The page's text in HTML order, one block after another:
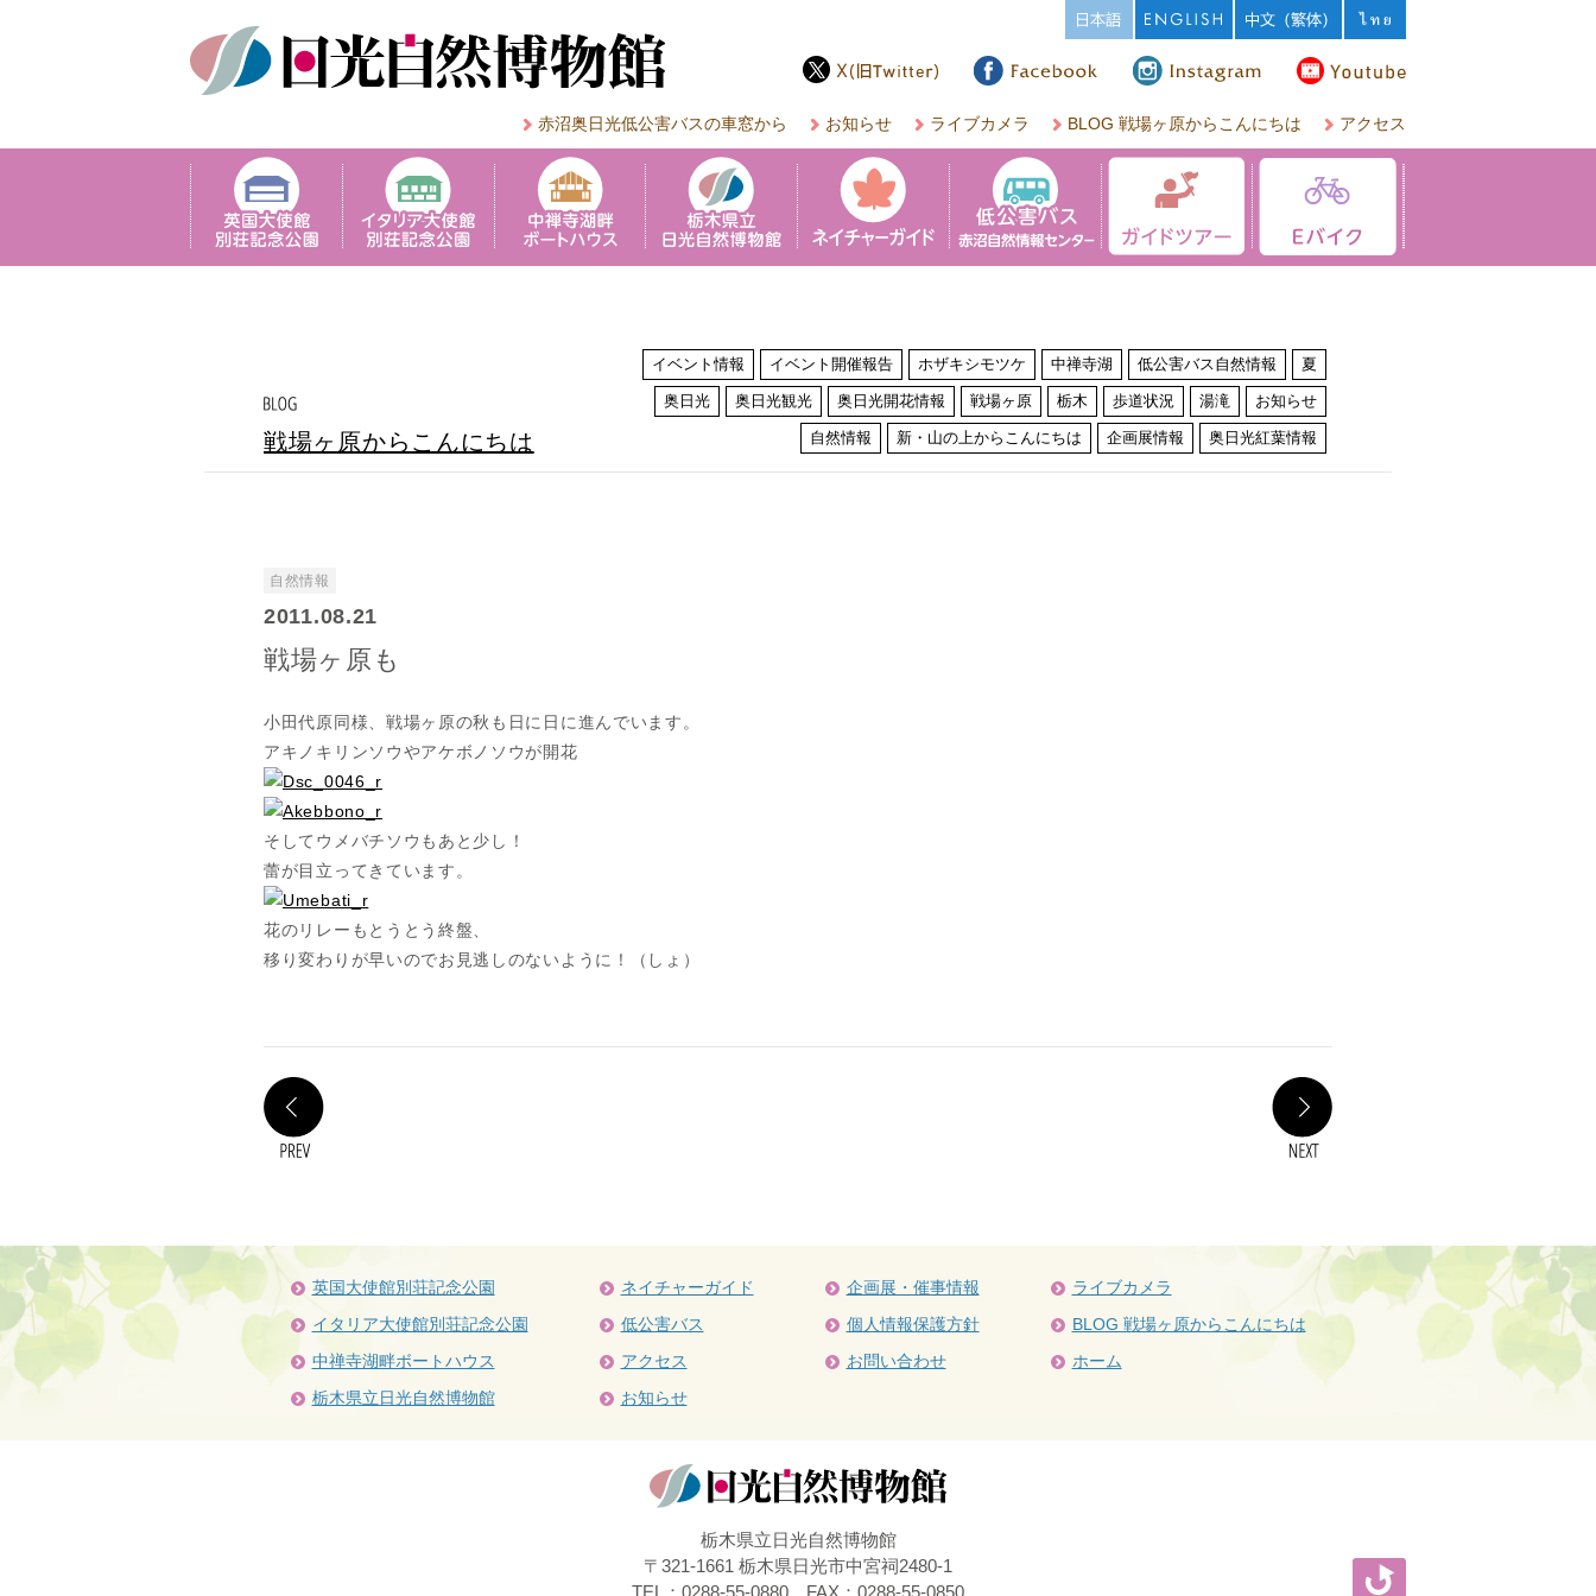
赤沼奥日光低公害バスの車窓から お知らせ ライブカメラ BLOG 戦場ヶ原からこんにちは アクセス
戦場ヶ原からこんにちは
イベント情報 イベント開催報告 ホザキシモツケ 中禅寺湖 低公害バス自然情報 夏
奥日光 奥日光観光 奥日光開花情報 戦場ヶ原 栃木 歩道状況 湯滝 お知らせ
自然情報 新・山の上からこんにちは 企画展情報 奥日光紅葉情報
自然情報
2011.08.21
戦場ヶ原も
小田代原同様、戦場ヶ原の秋も日に日に進んでいます。
アキノキリンソウやアケボノソウが開花
そしてウメバチソウもあと少し！
蕾が目立ってきています。
花のリレーもとうとう終盤、
移り変わりが早いのでお見逃しのないように！（しょ）
英国大使館別荘記念公園
イタリア大使館別荘記念公園
中禅寺湖畔ボートハウス
栃木県立日光自然博物館
ネイチャーガイド
低公害バス
アクセス
お知らせ
企画展・催事情報
個人情報保護方針
お問い合わせ
ライブカメラ
BLOG 戦場ヶ原からこんにちは
ホーム
栃木県立日光自然博物館
〒321-1661 栃木県日光市中宮祠2480-1
TEL：0288-55-0880 FAX：0288-55-0850